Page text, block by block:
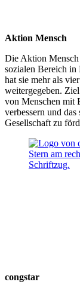
Aktion Mensch
Die Aktion Mensch
sozialen Bereich in
hat sie mehr als
weitergegeben.
von Menschen mit
verbessern und
Gesellschaft zu
congstar